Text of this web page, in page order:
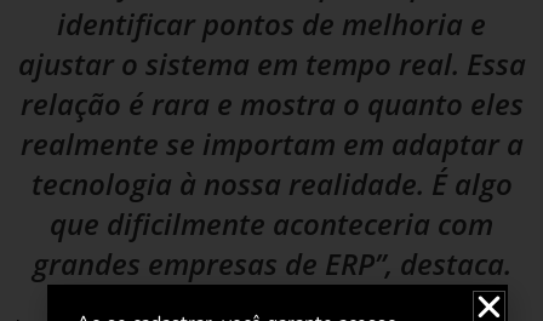
identificar pontos de melhoria e
ajustar o sistema em tempo real. Essa
relação é rara e mostra o quanto eles
realmente se importam em adaptar a
tecnologia à nossa realidade. É algo
que dificilmente aconteceria com
grandes empresas de ERP”, destaca.